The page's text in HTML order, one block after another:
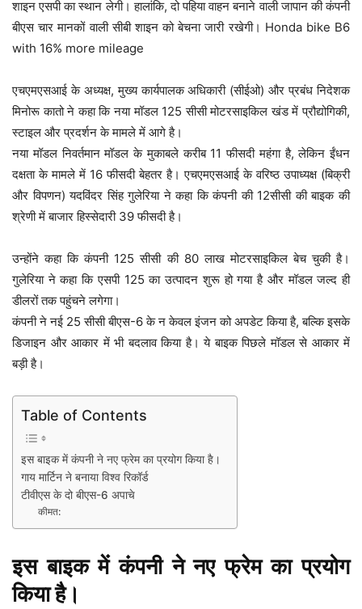
शाइन एसपी का स्थान लेगी। हालांकि, दो पहिया वाहन बनाने वाली जापान की कंपनी
बीएस चार मानकों वाली सीबी शाइन को बेचना जारी रखेगी। Honda bike B6
with 16% more mileage
एचएमएसआई के अध्यक्ष, मुख्य कार्यपालक अधिकारी (सीईओ) और प्रबंध निदेशक
मिनोरू कातो ने कहा कि नया मॉडल 125 सीसी मोटरसाइकिल खंड में प्रौद्योगिकी,
स्टाइल और प्रदर्शन के मामले में आगे है।
नया मॉडल निवर्तमान मॉडल के मुकाबले करीब 11 फीसदी महंगा है, लेकिन ईंधन
दक्षता के मामले में 16 फीसदी बेहतर है। एचएमएसआई के वरिष्ठ उपाध्यक्ष (बिक्री
और विपणन) यदविंदर सिंह गुलेरिया ने कहा कि कंपनी की 12सीसी की बाइक की
श्रेणी में बाजार हिस्सेदारी 39 फीसदी है।
उन्होंने कहा कि कंपनी 125 सीसी की 80 लाख मोटरसाइकिल बेच चुकी है।
गुलेरिया ने कहा कि एसपी 125 का उत्पादन शुरू हो गया है और मॉडल जल्द ही
डीलरों तक पहुंचने लगेगा।
कंपनी ने नई 25 सीसी बीएस-6 के न केवल इंजन को अपडेट किया है, बल्कि इसके
डिजाइन और आकार में भी बदलाव किया है। ये बाइक पिछले मॉडल से आकार में
बड़ी है।
Table of Contents
इस बाइक में कंपनी ने नए फ्रेम का प्रयोग किया है।
गाय मार्टिन ने बनाया विश्व रिकॉर्ड
टीवीएस के दो बीएस-6 अपाचे
कीमत:
इस बाइक में कंपनी ने नए फ्रेम का प्रयोग
किया है।